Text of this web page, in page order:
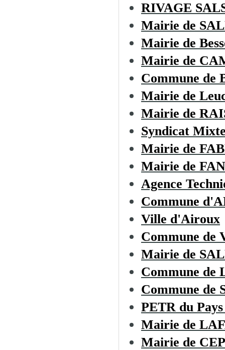
RIVAGE
Mairie de
Mairie de
Mairie de
Commune de
Mairie de
Mairie de
Syndicat
Mairie de
Mairie de
Agence
Commune
Ville d'Airoux
Commune
Mairie de
Commune de
Commune de
PETR du
Mairie de
Mairie de